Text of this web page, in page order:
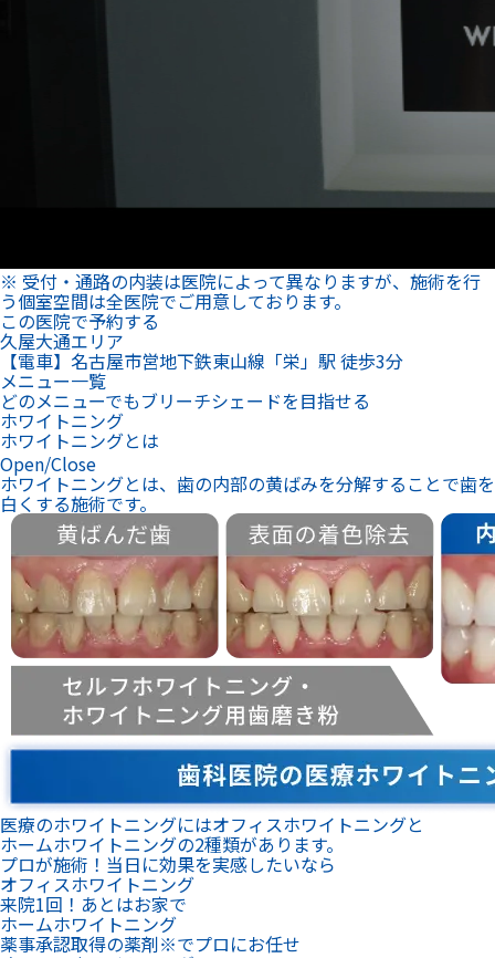
※ 受付・通路の内装は医院によって異なりますが、施術を行
う個室空間は全医院でご用意しております。
この医院で予約する
久屋大通エリア
【電車】名古屋市営地下鉄東山線「栄」駅 徒歩3分
メニュー一覧
どのメニューでもブリーチシェードを目指せる
ホワイトニング
ホワイトニングとは
Open/Close
ホワイトニングとは、歯の内部の黄ばみを分解することで歯を
白くする施術です。
医療のホワイトニングにはオフィスホワイトニングと
ホームホワイトニングの2種類があります。
プロが施術！当日に効果を実感したいなら
オフィスホワイトニング
来院1回！あとはお家で
ホームホワイトニング
薬事承認取得の薬剤※でプロにお任せ